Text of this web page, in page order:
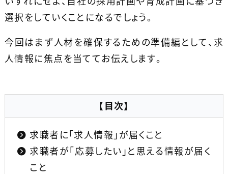
選択をしていくことになるでしょう。
今回はまず人材を確保するための準備編として、求
人情報に焦点を当ててお伝えします。
【目次】
求職者に「求人情報」が届くこと
求職者が「応募したい」と思える情報が届く
こと